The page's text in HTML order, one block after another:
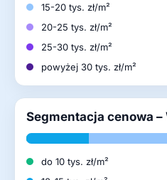
15-20 tys. zł/m²
20-25 tys. zł/m²
25-30 tys. zł/m²
powyżej 30 tys. zł/m²
Segmentacja cenowa –
do 10 tys. zł/m²